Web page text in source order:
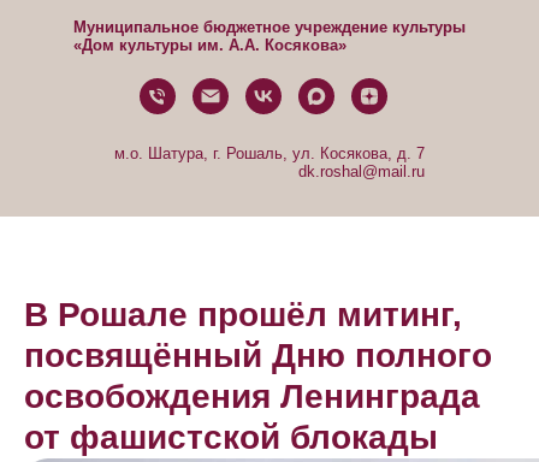
Муниципальное бюджетное учреждение культуры
«Дом культуры им. А.А. Косякова»
м.о. Шатура, г. Рошаль, ул. Косякова, д. 7
dk.roshal@mail.ru
В Рошале прошёл митинг,
посвящённый Дню полного
освобождения Ленинграда
от фашистской блокады